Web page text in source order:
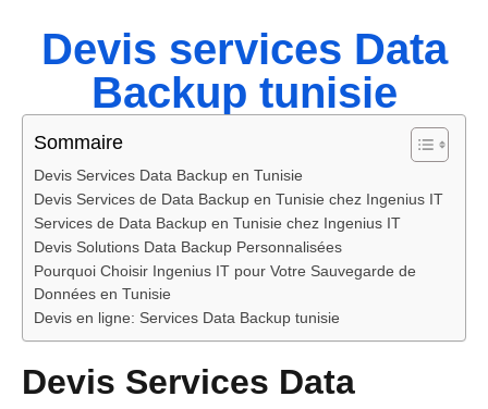
Devis services Data
Backup tunisie
Sommaire
Devis Services Data Backup en Tunisie
Devis Services de Data Backup en Tunisie chez Ingenius IT
Services de Data Backup en Tunisie chez Ingenius IT
Devis Solutions Data Backup Personnalisées
Pourquoi Choisir Ingenius IT pour Votre Sauvegarde de
Données en Tunisie
Devis en ligne: Services Data Backup tunisie
Devis Services Data